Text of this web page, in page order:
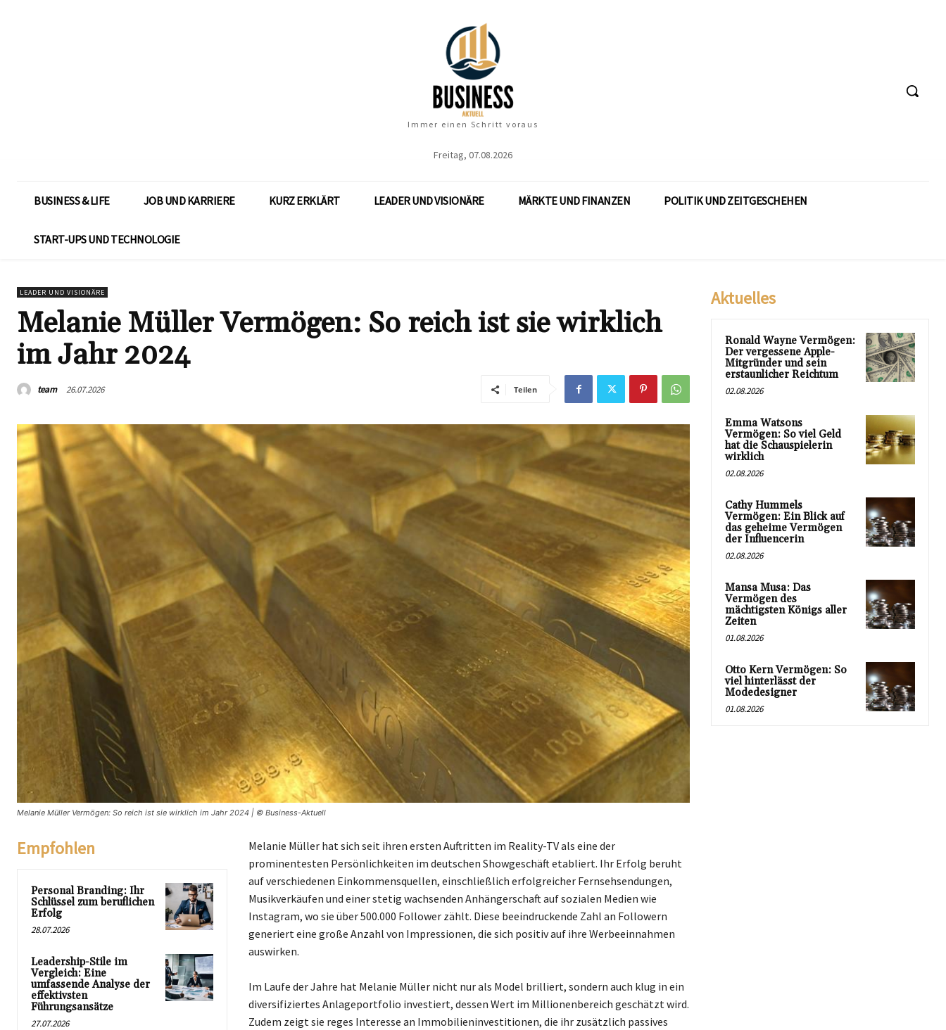
Immer einen Schritt voraus
Freitag, 07.08.2026
BUSINESS & LIFE JOB UND KARRIERE KURZ ERKLÄRT LEADER UND VISIONÄRE MÄRKTE UND FINANZEN POLITIK UND ZEITGESCHEHEN
START-UPS UND TECHNOLOGIE
LEADER UND VISIONÄRE
Melanie Müller Vermögen: So reich ist sie wirklich
im Jahr 2024
team 26.07.2026 Teilen
Melanie Müller Vermögen: So reich ist sie wirklich im Jahr 2024 | © Business-Aktuell
Empfohlen
Personal Branding: Ihr
Schlüssel zum beruflichen
Erfolg
28.07.2026
Leadership-Stile im
Vergleich: Eine
umfassende Analyse der
effektivsten
Führungsansätze
27.07.2026
Melanie Müller hat sich seit ihren ersten Auftritten im Reality-TV als eine der
prominentesten Persönlichkeiten im deutschen Showgeschäft etabliert. Ihr Erfolg beruht
auf verschiedenen Einkommensquellen, einschließlich erfolgreicher Fernsehsendungen,
Musikverkäufen und einer stetig wachsenden Anhängerschaft auf sozialen Medien wie
Instagram, wo sie über 500.000 Follower zählt. Diese beeindruckende Zahl an Followern
generiert eine große Anzahl von Impressionen, die sich positiv auf ihre Werbeeinnahmen
auswirken.
Im Laufe der Jahre hat Melanie Müller nicht nur als Model brilliert, sondern auch klug in ein
diversifiziertes Anlageportfolio investiert, dessen Wert im Millionenbereich geschätzt wird.
Zudem zeigt sie reges Interesse an Immobilieninvestitionen, die ihr zusätzlich passives
Aktuelles
Ronald Wayne Vermögen:
Der vergessene Apple-
Mitgründer und sein
erstaunlicher Reichtum
02.08.2026
Emma Watsons
Vermögen: So viel Geld
hat die Schauspielerin
wirklich
02.08.2026
Cathy Hummels
Vermögen: Ein Blick auf
das geheime Vermögen
der Influencerin
02.08.2026
Mansa Musa: Das
Vermögen des
mächtigsten Königs aller
Zeiten
01.08.2026
Otto Kern Vermögen: So
viel hinterlässt der
Modedesigner
01.08.2026